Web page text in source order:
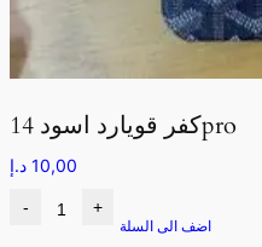
كفر قويارد اسود 14pro
10,00 د.إ
- +
اضف الى السلة